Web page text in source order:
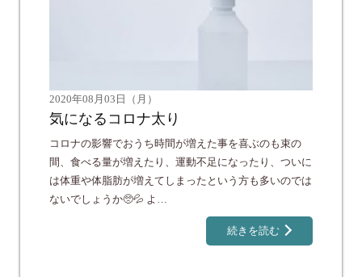
2020年08月03日（月）
気になるコロナ太り
コロナの影響でおうち時間が増えた事を喜ぶのも束の
間、食べる量が増えたり、運動不足になったり、ついに
は体重や体脂肪が増えてしまったという方も多いのでは
ないでしょうか🥺💦 よ…
続きを読む